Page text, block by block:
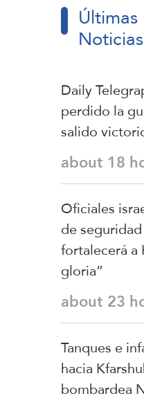
Últimas
Noticias
Daily
perdido la
salido
about 18
Oficiales
de
fortalecerá a
gloria”
about 23
Tanques e
hacia
bombardea